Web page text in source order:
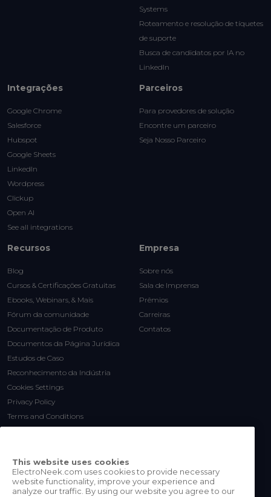
Systems
Roteamento e resolução de tíquetes
de suporte
Busca de candidatos por IA no
LinkedIn
Integrações
Google Chrome
Salesforce
Hubspot
Google Sheets
LinkedIn
Wordpress
Clickup
Open AI
See all integrations
Parceiros
Para provedores de solução
Encontre um parceiro
Seja Nosso Parceiro
Recursos
Blog
Cursos & Certificações Gratuitas
Ebooks, Webinars, & Mais
Fórum da comunidade
Documentação de Produto
Documentos da Página Jurídica
Estudos de Caso
Reconhecimento da Indústria
Cookies Settings
Privacy Policy
Terms and Conditions
Empresa
Sobre nós
Sala de Imprensa
Prêmios
Carreiras
Contatos
This website uses cookies
ElectroNeek.com uses cookies to provide necessary
website functionality, improve your experience and
analyze our traffic. By using our website you agree to our